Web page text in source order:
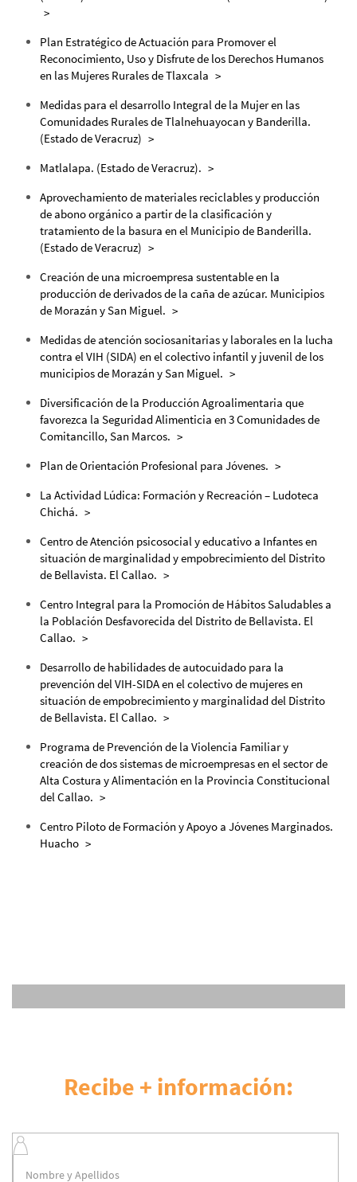
Plan Estratégico de Actuación para Promover el
Reconocimiento, Uso y Disfrute de los Derechos Humanos
en las Mujeres Rurales de Tlaxcala
Medidas para el desarrollo Integral de la Mujer en las
Comunidades Rurales de Tlalnehuayocan y Banderilla.
(Estado de Veracruz)
Matlalapa. (Estado de Veracruz).
Aprovechamiento de materiales reciclables y producción
de abono orgánico a partir de la clasificación y
tratamiento de la basura en el Municipio de Banderilla.
(Estado de Veracruz)
Creación de una microempresa sustentable en la
producción de derivados de la caña de azúcar. Municipios
de Morazán y San Miguel.
Medidas de atención sociosanitarias y laborales en la lucha
contra el VIH (SIDA) en el colectivo infantil y juvenil de los
municipios de Morazán y San Miguel.
Diversificación de la Producción Agroalimentaria que
favorezca la Seguridad Alimenticia en 3 Comunidades de
Comitancillo, San Marcos.
Plan de Orientación Profesional para Jóvenes.
La Actividad Lúdica: Formación y Recreación – Ludoteca
Chichá.
Centro de Atención psicosocial y educativo a Infantes en
situación de marginalidad y empobrecimiento del Distrito
de Bellavista. El Callao.
Centro Integral para la Promoción de Hábitos Saludables a
la Población Desfavorecida del Distrito de Bellavista. El
Callao.
Desarrollo de habilidades de autocuidado para la
prevención del VIH-SIDA en el colectivo de mujeres en
situación de empobrecimiento y marginalidad del Distrito
de Bellavista. El Callao.
Programa de Prevención de la Violencia Familiar y
creación de dos sistemas de microempresas en el sector de
Alta Costura y Alimentación en la Provincia Constitucional
del Callao.
Centro Piloto de Formación y Apoyo a Jóvenes Marginados.
Huacho
Recibe + información: